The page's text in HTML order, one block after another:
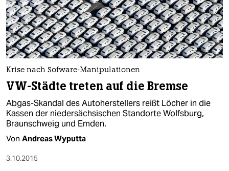
Krise nach Sofware-Manipulationen
VW-Städte treten auf die Bremse
Abgas-Skandal des Autoherstellers reißt Löcher in die
Kassen der niedersächsischen Standorte Wolfsburg,
Braunschweig und Emden.
Von Andreas Wyputta
3.10.2015